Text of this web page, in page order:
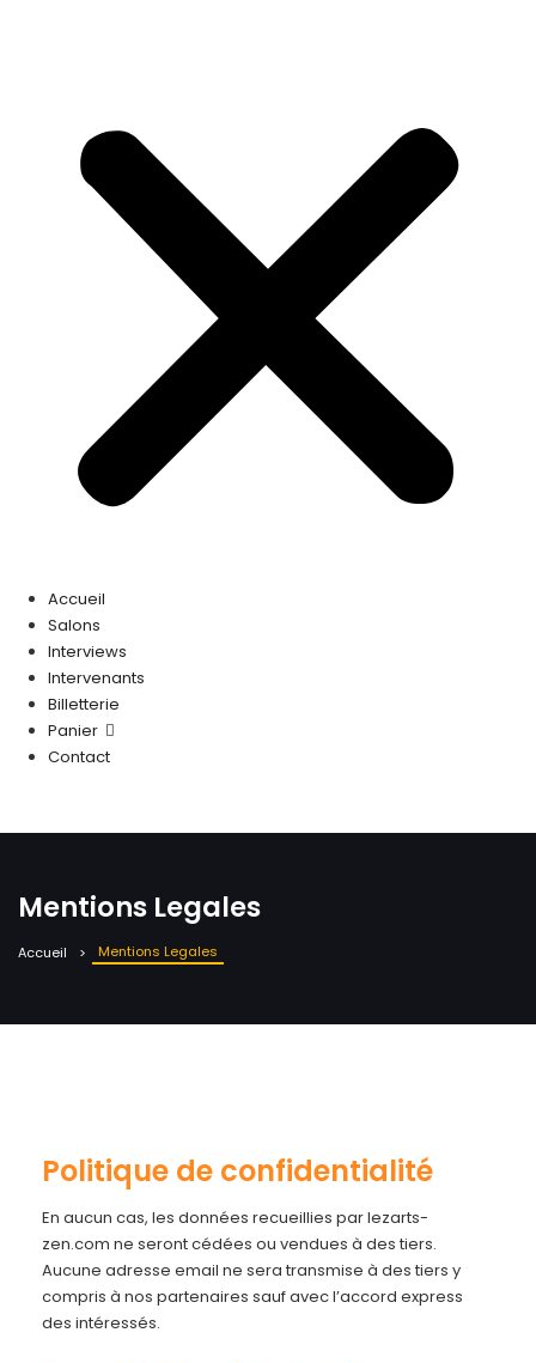
Accueil
Salons
Interviews
Intervenants
Billetterie
Panier
Contact
Mentions Legales
Accueil Mentions Legales
Politique de confidentialité
En aucun cas, les données recueillies par lezarts-
zen.com ne seront cédées ou vendues à des tiers.
Aucune adresse email ne sera transmise à des tiers y
compris à nos partenaires sauf avec l’accord express
des intéressés.